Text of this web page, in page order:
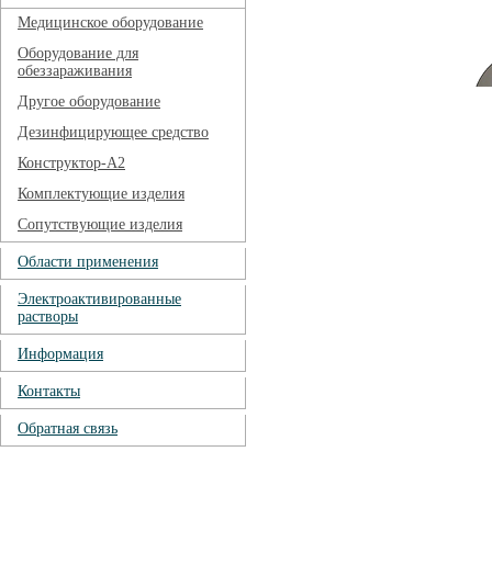
Медицинское оборудование
Оборудование для
обеззараживания
Другое оборудование
Дезинфицирующее средство
Конструктор-А2
Комплектующие изделия
Сопутствующие изделия
Области применения
Электроактивированные
растворы
Информация
Контакты
Обратная связь